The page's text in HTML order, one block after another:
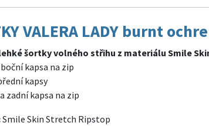
VALERA LADY burnt ochre
šortky volného střihu z materiálu Smile
kapsa na zip
kapsy
zadní kapsa na zip
Smile Skin Stretch Ripstop